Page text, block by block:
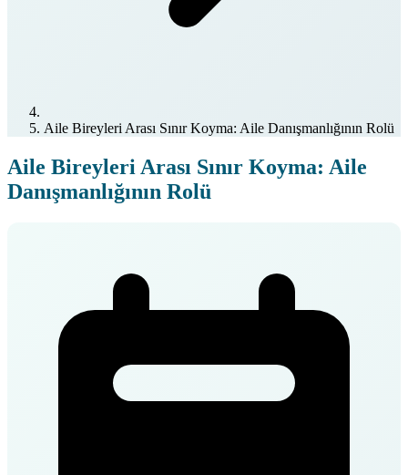
Aile Bireyleri Arası Sınır Koyma: Aile Danışmanlığının Rolü
Aile Bireyleri Arası Sınır Koyma: Aile
Danışmanlığının Rolü